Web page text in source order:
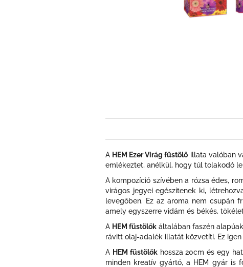
A HEM Ezer Virág füstölő illata valóban
emlékeztet, anélkül, hogy túl tolakodó
A kompozíció szívében a rózsa édes,
virágos jegyei egészítenek ki,
levegőben. Ez az aroma nem csupán
amely egyszerre vidám és békés,
A HEM füstölők általában faszén
rávitt olaj-adalék illatát közvetíti. Ez
A HEM füstölőkhossza 20cm és egy
minden kreatív gyártó, a HEM gyár is